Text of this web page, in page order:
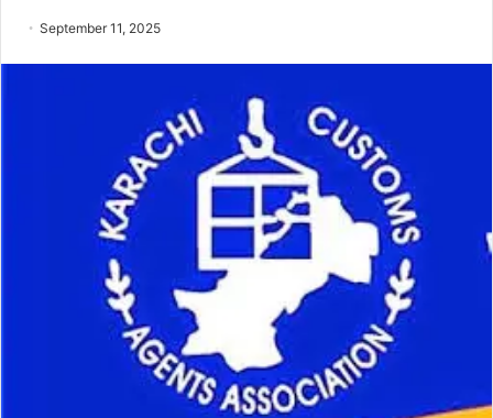
September 11, 2025